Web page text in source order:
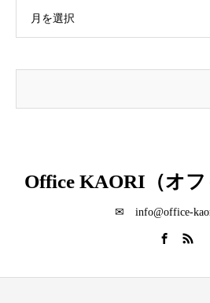
月を選択
Office KAORI（オフ
✉ info@office-